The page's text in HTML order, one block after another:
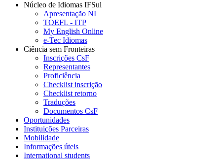
Núcleo de Idiomas IFSul
Apresentação NI
TOEFL - ITP
My English Online
e-Tec Idiomas
Ciência sem Fronteiras
Inscrições CsF
Representantes
Proficiência
Checklist inscrição
Checklist retorno
Traduções
Documentos CsF
Oportunidades
Instituições Parceiras
Mobilidade
Informações úteis
International students